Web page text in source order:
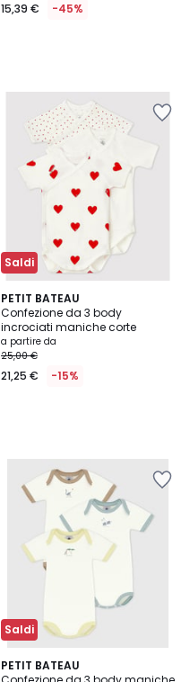
15,39 € -45%
Saldi
PETIT BATEAU
Confezione da 3 body
incrociati maniche corte
a partire da
25,00 €
21,25 € -15%
Saldi
PETIT BATEAU